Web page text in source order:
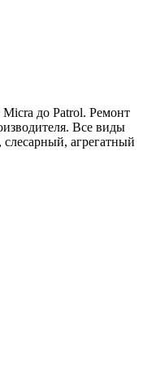
до Patrol. Ремонт
Все виды
агрегатный